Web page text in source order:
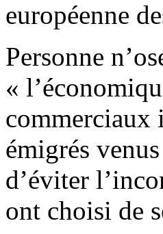
européenne
Personne
«
commerciaux
émigrés
d’éviter
ont choisi de